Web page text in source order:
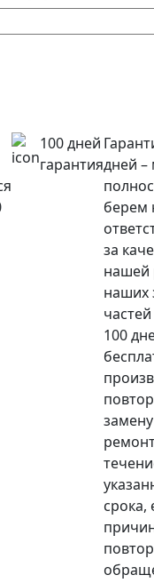
100 дней
гарантиядней –
берем
за
нашей
наших
100
срока,